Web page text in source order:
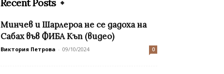
Recent Posts
Минчев и Шарлероа не се дадоха на
Сабах във ФИБА Къп (видео)
Виктория Петрова - 09/10/2024 0